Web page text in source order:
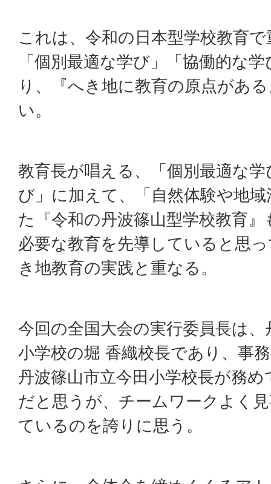
これは、令和の日本型学校教育
「個別最適な学び」「協働的な
り、『へき地に教育の原点があ
い。
教育長が唱える、「個別最適な
び」に加えて、「自然体験や地
た『令和の丹波篠山型学校教育
必要な教育を先導していると思
き地教育の実践と重なる。
今回の全国大会の実行委員長は
小学校の堀 香織校長であり、事
丹波篠山市立今田小学校長が務
だと思うが、チームワークよく
ているのを誇りに思う。